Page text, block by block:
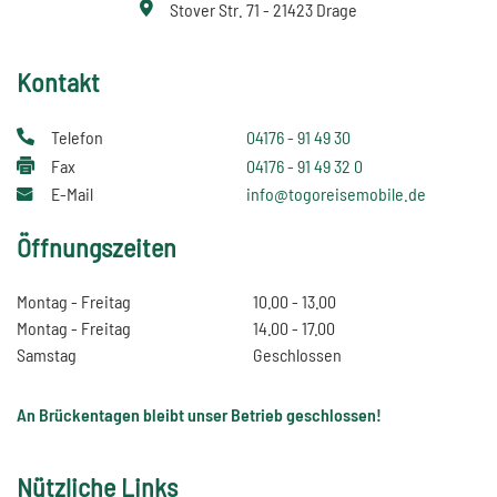
Stover Str. 71 - 21423 Drage
Kontakt
Telefon
04176 - 91 49 30
Fax
04176 - 91 49 32 0
E-Mail
info@togoreisemobile.de
Öffnungszeiten
Montag - Freitag
10.00 - 13.00
Montag - Freitag
14.00 - 17.00
Samstag
Geschlossen
An Brückentagen bleibt unser Betrieb geschlossen!
Nützliche Links